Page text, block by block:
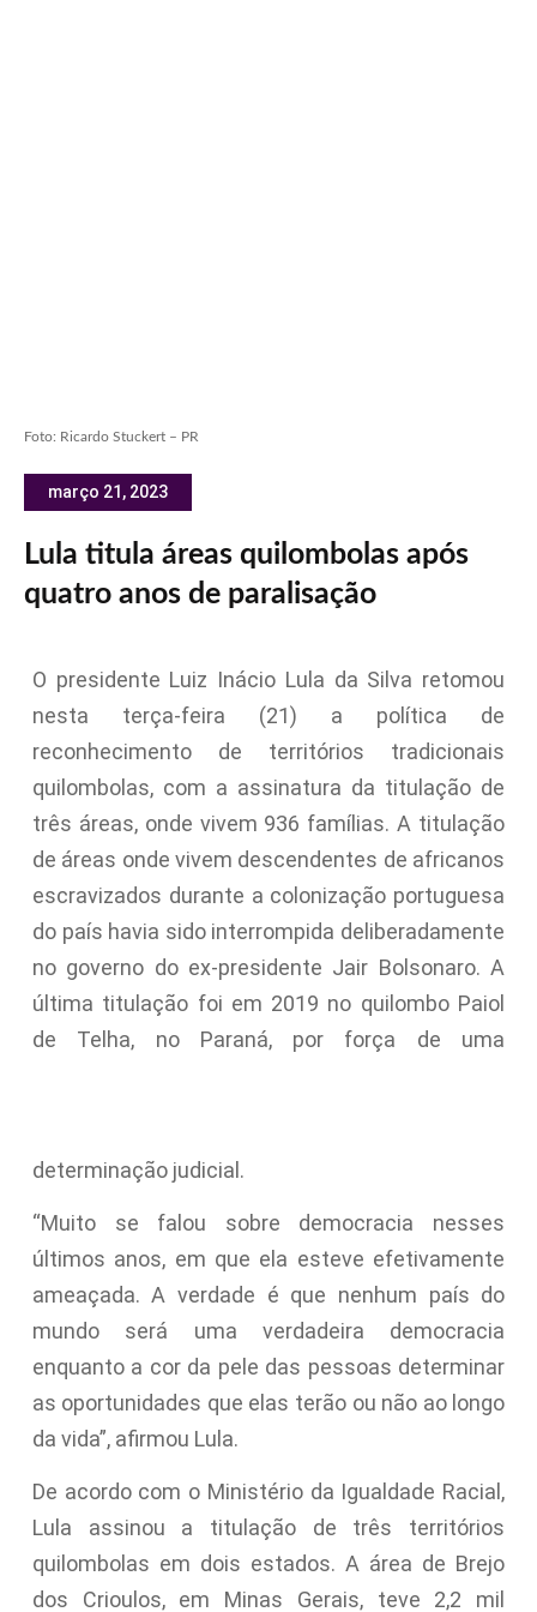
Foto: Ricardo Stuckert – PR
março 21, 2023
Lula titula áreas quilombolas após
quatro anos de paralisação
O presidente Luiz Inácio Lula da Silva retomou
nesta terça-feira (21) a política de
reconhecimento de territórios tradicionais
quilombolas, com a assinatura da titulação de
três áreas, onde vivem 936 famílias. A titulação
de áreas onde vivem descendentes de africanos
escravizados durante a colonização portuguesa
do país havia sido interrompida deliberadamente
no governo do ex-presidente Jair Bolsonaro. A
última titulação foi em 2019 no quilombo Paiol
de Telha, no Paraná, por força de uma
determinação judicial.
“Muito se falou sobre democracia nesses
últimos anos, em que ela esteve efetivamente
ameaçada. A verdade é que nenhum país do
mundo será uma verdadeira democracia
enquanto a cor da pele das pessoas determinar
as oportunidades que elas terão ou não ao longo
da vida”, afirmou Lula.
De acordo com o Ministério da Igualdade Racial,
Lula assinou a titulação de três territórios
quilombolas em dois estados. A área de Brejo
dos Crioulos, em Minas Gerais, teve 2,2 mil